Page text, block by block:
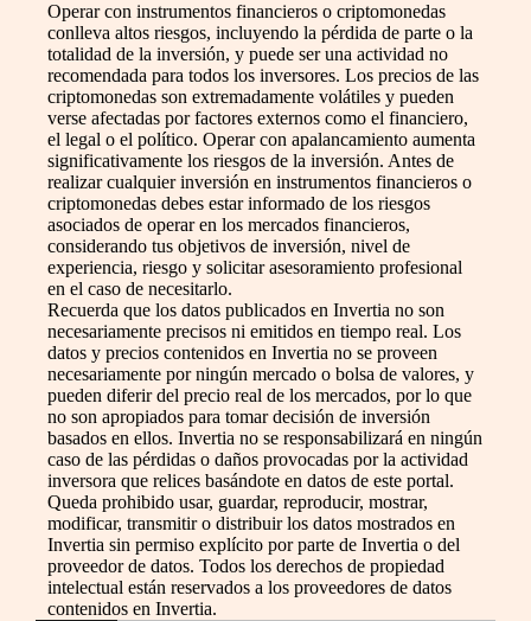
Operar con instrumentos financieros o criptomonedas
conlleva altos riesgos, incluyendo la pérdida de parte o la
totalidad de la inversión, y puede ser una actividad no
recomendada para todos los inversores. Los precios de las
criptomonedas son extremadamente volátiles y pueden
verse afectadas por factores externos como el financiero,
el legal o el político. Operar con apalancamiento aumenta
significativamente los riesgos de la inversión. Antes de
realizar cualquier inversión en instrumentos financieros o
criptomonedas debes estar informado de los riesgos
asociados de operar en los mercados financieros,
considerando tus objetivos de inversión, nivel de
experiencia, riesgo y solicitar asesoramiento profesional
en el caso de necesitarlo.
Recuerda que los datos publicados en Invertia no son
necesariamente precisos ni emitidos en tiempo real. Los
datos y precios contenidos en Invertia no se proveen
necesariamente por ningún mercado o bolsa de valores, y
pueden diferir del precio real de los mercados, por lo que
no son apropiados para tomar decisión de inversión
basados en ellos. Invertia no se responsabilizará en ningún
caso de las pérdidas o daños provocadas por la actividad
inversora que relices basándote en datos de este portal.
Queda prohibido usar, guardar, reproducir, mostrar,
modificar, transmitir o distribuir los datos mostrados en
Invertia sin permiso explícito por parte de Invertia o del
proveedor de datos. Todos los derechos de propiedad
intelectual están reservados a los proveedores de datos
contenidos en Invertia.